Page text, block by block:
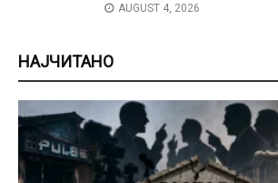
AUGUST 4, 2026
НАЈЧИТАНО